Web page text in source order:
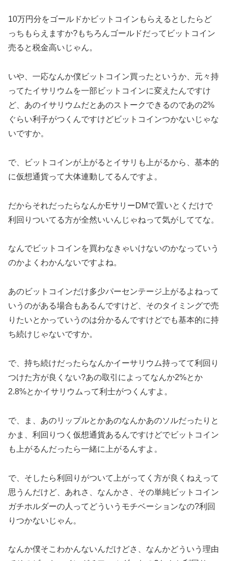
10万円分をゴールドかビットコインもらえるとしたらど
っちもらえますか?もちろんゴールドだってビットコイン
売ると税金高いじゃん。
いや、一応なんか僕ビットコイン買ったというか、元々持
ってたイサリウムを一部ビットコインに変えたんですけ
ど、あのイサリウムだとあのストークできるのであの2%
ぐらい利子がつくんですけどビットコインつかないじゃな
いですか。
で、ビットコインが上がるとイサリも上がるから、基本的
に仮想通貨って大体連動してるんですよ。
だからそれだったらなんかEサリーDMで置いとくだけで
利回りついてる方が全然いいんじゃねって気がしててな。
なんでビットコインを買わなきゃいけないのかなっていう
のかよくわかんないですよね。
あのビットコインだけ多少パーセンテージ上がるよねって
いうのがある場合もあるんですけど、そのタイミングで売
りたいとかっていうのは分かるんですけどでも基本的に持
ち続けじゃないですか。
で、持ち続けだったらなんかイーサリウム持ってて利回り
つけた方が良くない?あの取引によってなんか2%とか
2.8%とかイサリウムって利士がつくんすよ。
で、ま、あのリップルとかあのなんかあのソルだったりと
かま、利回りつく仮想通貨あるんですけどでビットコイン
も上がるんだったら一緒に上がるんすよ。
で、そしたら利回りがついて上がってく方が良くねえって
思うんだけど、あれさ、なんかさ、その単純ビットコイン
ガチホルダーの人ってどういうモチベーションなの?利回
りつかないじゃん。
なんか僕そこわかんないんだけどさ、なんかどういう理由